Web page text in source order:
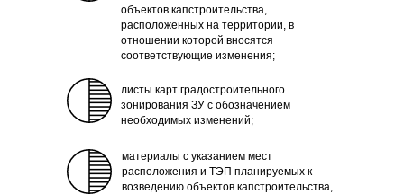
листы карт градостроительного
зонирования ЗУ с обозначением
необходимых изменений;
объектов капстроительства,
расположенных на территории, в
отношении которой вносятся
соответствующие изменения;
материалы с указанием мест
расположения и ТЭП планируемых к
возведению объектов капстроительства,